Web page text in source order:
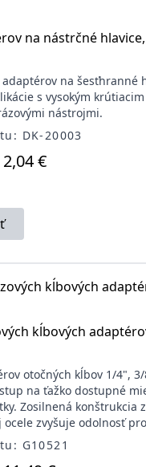
na nástrčné
na šesťhranné
s vysokým
nástrojmi.
DK-20003
2,04 €
kĺbových
otočných kĺbov 1/4",
na ťažko dostupné
Zosilnená konštrukcia
ocele zvyšuje odolnosť
G10521